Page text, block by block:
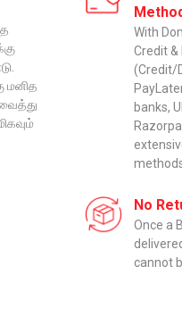
மனித
With
Credit &
(Credit/
banks,
No
Once a
cannot